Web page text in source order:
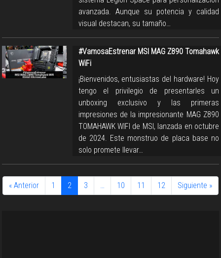
avanzada. Aunque su potencia y calidad
visual destacan, su tamaño…
#VamosaEstrenar MSI MAG Z890 Tomahawk
WiFi
¡Bienvenidos, entusiastas del hardware! Hoy
tengo el privilegio de presentarles un
unboxing exclusivo y las primeras
impresiones de la impresionante MAG Z890
TOMAHAWK WIFI de MSI, lanzada en octubre
de 2024. Este monstruo de placa base no
solo promete llevar…
« Anterior 1 2 3 … 10 11 12 Siguiente »